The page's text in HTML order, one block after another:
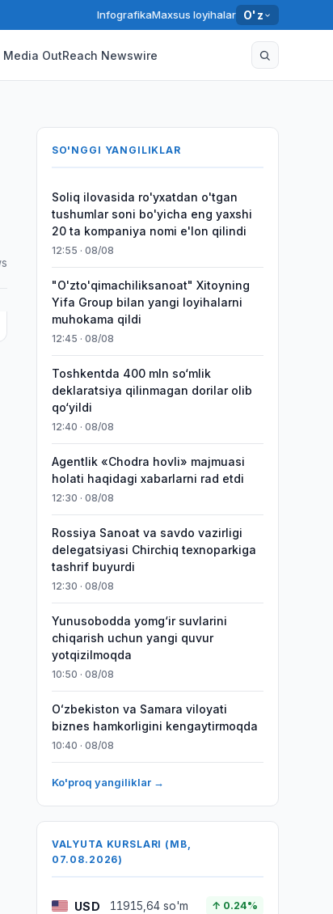
InfografikaMaxsus loyihalar O'z
Media OutReach Newswire
SO'NGGI YANGILIKLAR
Soliq ilovasida ro'yxatdan o'tgan
tushumlar soni bo'yicha eng yaxshi
20 ta kompaniya nomi e'lon qilindi
12:55 · 08/08
"O'zto'qimachiliksanoat" Xitoyning
Yifa Group bilan yangi loyihalarni
muhokama qildi
12:45 · 08/08
Toshkentda 400 mln so‘mlik
deklaratsiya qilinmagan dorilar olib
qo‘yildi
12:40 · 08/08
Agentlik «Chodra hovli» majmuasi
holati haqidagi xabarlarni rad etdi
12:30 · 08/08
Rossiya Sanoat va savdo vazirligi
delegatsiyasi Chirchiq texnoparkiga
tashrif buyurdi
12:30 · 08/08
Yunusobodda yomg‘ir suvlarini
chiqarish uchun yangi quvur
yotqizilmoqda
10:50 · 08/08
Oʻzbekiston va Samara viloyati
biznes hamkorligini kengaytirmoqda
10:40 · 08/08
Ko'proq yangiliklar →
VALYUTA KURSLARI (MB,
07.08.2026)
USD 11915,64 so'm ↑ 0.24%